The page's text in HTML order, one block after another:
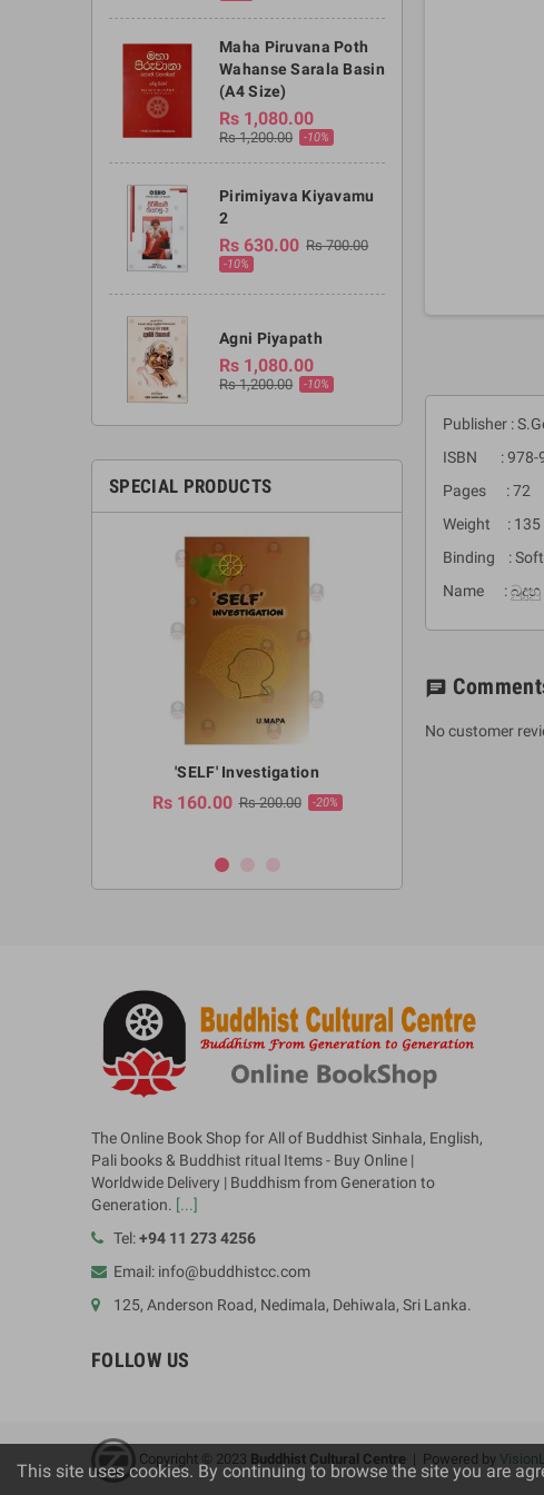
Maha Piruvana Poth
Wahanse Sarala Basin
(A4 Size)
Rs 1,080.00
Rs 1,200.00 -10%
Pirimiyava Kiyavamu
2
Rs 630.00 Rs 700.00
-10%
Agni Piyapath
Rs 1,080.00
Rs 1,200.00 -10%
SPECIAL PRODUCTS
'SELF' Investigation
Rs 160.00 Rs 200.00 -20%
Publisher :
ISBN : 978-
Pages : 72
Weight : 135
Binding : Soft
Name : බුදුහු
chat
No customer
The Online Book Shop for All of Buddhist Sinhala, English,
Pali books & Buddhist ritual Items - Buy Online |
Worldwide Delivery | Buddhism from Generation to
Generation. [...]
Tel:+94 11 273 4256
Email: info@buddhistcc.com
125, Anderson Road, Nedimala, Dehiwala, Sri Lanka.
FOLLOW US
Copyright © 2023 Buddhist Cultural Centre | Powered by
This site uses cookies. By continuing to browse the site you are